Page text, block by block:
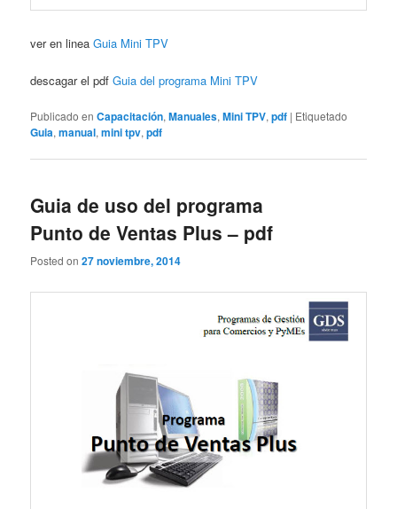
ver en lineaGuia Mini TPV
descagar el pdfGuia del programa Mini TPV
Publicado en Capacitación,Manuales,Mini TPV,pdf | Etiquetado
Guia,manual,mini tpv,pdf
Guia de uso del programa
Punto de Ventas Plus – pdf
Posted on27 noviembre, 2014